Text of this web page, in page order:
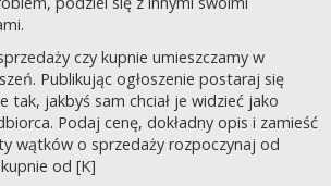
czy kupnie umieszczamy w
Publikując ogłoszenie postaraj się
tak, jakbyś sam chciał je widzieć jako
Podaj cenę, dokładny opis i zamieść
wątków o sprzedaży rozpoczynaj od
od [K]